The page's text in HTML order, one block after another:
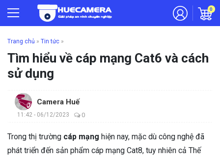
0
Trang chủ » Tin tức »
Tìm hiểu về cáp mạng Cat6 và cách
sử dụng
Camera Huế
11:42 - 06/12/2023 0
Trong thị trường cáp mạng hiện nay, mặc dù công nghệ đã
phát triển đến sản phẩm cáp mạng Cat8, tuy nhiên cả Thế